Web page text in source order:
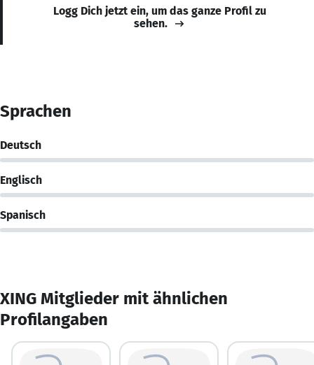
Logg Dich jetzt ein, um das ganze Profil zu
sehen.
Sprachen
Deutsch
Englisch
Spanisch
XING Mitglieder mit ähnlichen
Profilangaben